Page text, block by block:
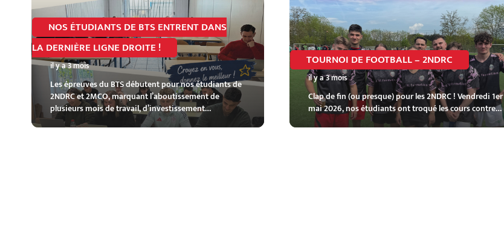
NOS ÉTUDIANTS DE BTS ENTRENT DANS
LA DERNIÈRE LIGNE DROITE !
il y a 3 mois
Les épreuves du BTS débutent pour nos étudiants de
2NDRC et 2MCO, marquant l’aboutissement de
plusieurs mois de travail, d’investissement…
TOURNOI DE FOOTBALL – 2NDRC
il y a 3 mois
Clap de fin (ou presque) pour les 2NDRC ! Vendredi 1er
mai 2026, nos étudiants ont troqué les cours contre…